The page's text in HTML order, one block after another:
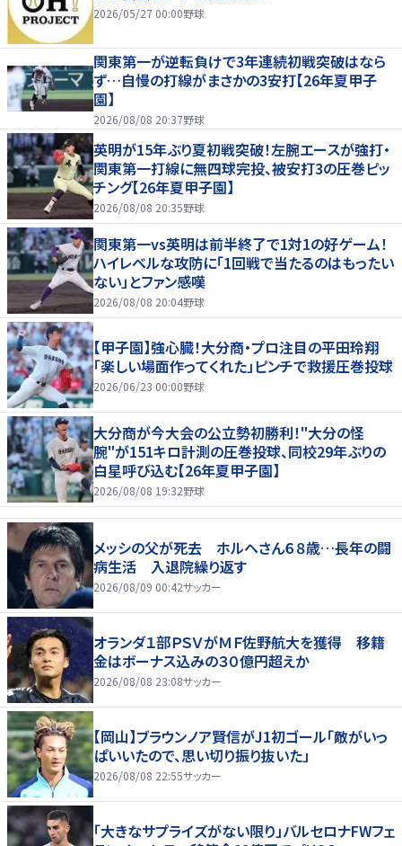
2026/05/27 00:00野球
関東第一が逆転負けで3年連続初戦突破はなら
ず…自慢の打線がまさかの3安打【26年夏甲子
園】
2026/08/08 20:37野球
英明が15年ぶり夏初戦突破！左腕エースが強打・
関東第一打線に無四球完投、被安打3の圧巻ピッ
チング【26年夏甲子園】
2026/08/08 20:35野球
関東第一vs英明は前半終了で1対1の好ゲーム！
ハイレベルな攻防に「1回戦で当たるのはもったい
ない」とファン感嘆
2026/08/08 20:04野球
【甲子園】強心臓！大分商・プロ注目の平田玲翔
「楽しい場面作ってくれた」ピンチで救援圧巻投球
2026/06/23 00:00野球
大分商が今大会の公立勢初勝利！"大分の怪
腕"が151キロ計測の圧巻投球、同校29年ぶりの
白星呼び込む【26年夏甲子園】
2026/08/08 19:32野球
メッシの父が死去 ホルヘさん６８歳…長年の闘
病生活 入退院繰り返す
2026/08/09 00:42サッカー
オランダ１部ＰＳＶがＭＦ佐野航大を獲得 移籍
金はボーナス込みの３０億円超えか
2026/08/08 23:08サッカー
【岡山】ブラウンノア賢信がJ1初ゴール「敵がいっ
ぱいいたので、思い切り振り抜いた」
2026/08/08 22:55サッカー
「大きなサプライズがない限り」バルセロナFWフェ